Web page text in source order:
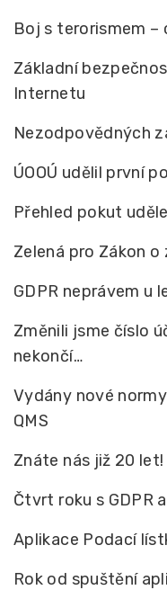
Boj s terorismem –
Základní
Internetu
Nezodpovědných
ÚOOÚ udělil první
Přehled pokut
Zelená pro Zákon
GDPR neprávem u
Změnili jsme číslo
nekončí…
Vydány nové
QMS
Znáte nás již 20
Čtvrt roku s GDPR
Aplikace Podací
Rok od spuštění